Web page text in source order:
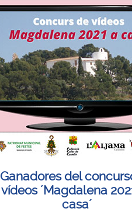
Ganadores del
vídeos ´Magdalena
casa´